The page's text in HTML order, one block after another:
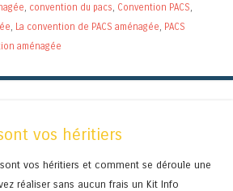
convention du pacs Convention PACS
La convention de PACS aménagée PACS
aménagée
vos héritiers
vos héritiers et comment se déroule une
réaliser sans aucun frais un Kit Info